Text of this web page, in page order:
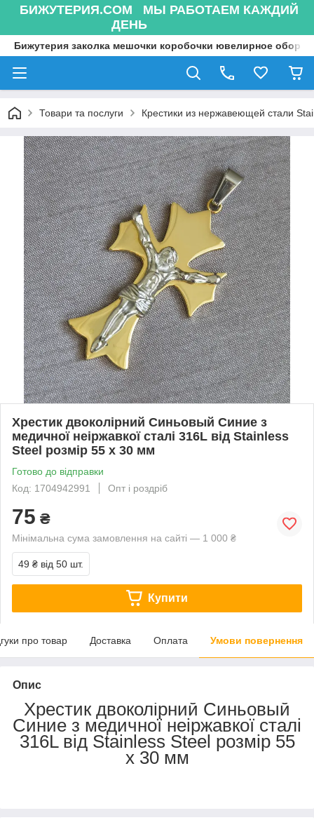
БИЖУТЕРИЯ.COM МЫ РАБОТАЕМ КАЖДИЙ
ДЕНЬ
Бижутерия заколка мешочки коробочки ювелирное
Товари та послуги Крестики из нержавеющей стали
Хрестик двоколірний Синьовый Синие з
медичної неіржавкої сталі 316L від Stainless
Steel розмір 55 х 30 мм
Готово до відправки
Код: 1704942991
Опт і роздріб
75 ₴
Мінімальна сума замовлення на сайті — 1 000 ₴
49 ₴ від 50 шт.
Купити
про товар Доставка Оплата Умови повернення
Опис
Хрестик двоколірний Синьовый
Синие з медичної неіржавкої сталі
316L від Stainless Steel розмір 55
х 30 мм